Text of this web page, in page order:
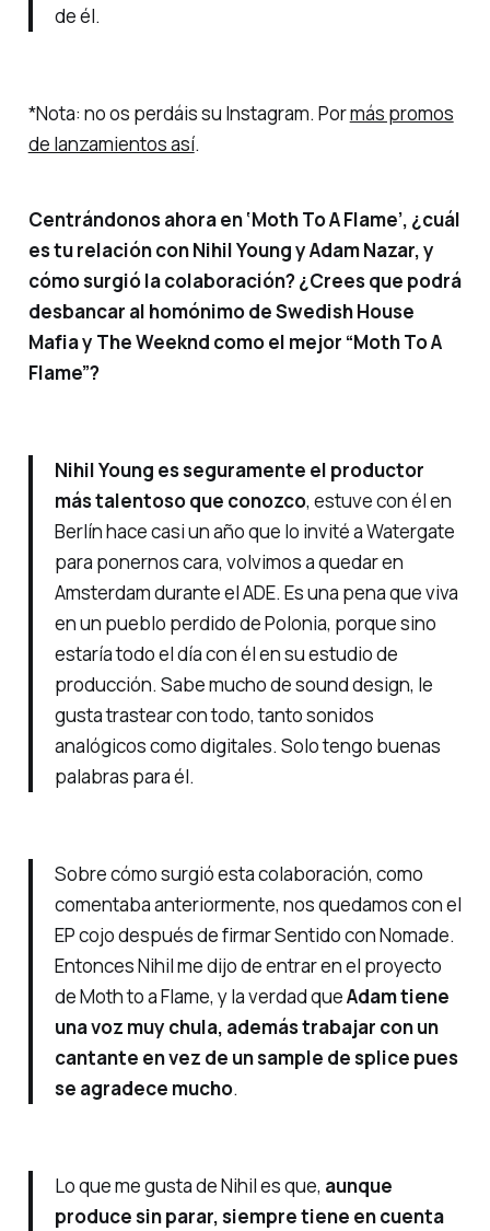
de él.
*Nota: no os perdáis su Instagram. Pormás promos
de lanzamientos así.
Centrándonos ahora en ‘Moth To A Flame’, ¿cuál
es tu relación con Nihil Young y Adam Nazar, y
cómo surgió la colaboración? ¿Crees que podrá
desbancar al homónimo de Swedish House
Mafia y The Weeknd como el mejor “Moth To A
Flame”?
Nihil Young es seguramente el productor
más talentoso que conozco, estuve con él en
Berlín hace casi un año que lo invité a Watergate
para ponernos cara, volvimos a quedar en
Amsterdam durante el ADE. Es una pena que viva
en un pueblo perdido de Polonia, porque sino
estaría todo el día con él en su estudio de
producción. Sabe mucho de sound design, le
gusta trastear con todo, tanto sonidos
analógicos como digitales. Solo tengo buenas
palabras para él.
Sobre cómo surgió esta colaboración, como
comentaba anteriormente, nos quedamos con el
EP cojo después de firmar Sentido con Nomade.
Entonces Nihil me dijo de entrar en el proyecto
de Moth to a Flame, y la verdad queAdam tiene
una voz muy chula, además trabajar con un
cantante en vez de un sample de splice pues
se agradece mucho.
Lo que me gusta de Nihil es que, aunque
produce sin parar, siempre tiene en cuenta